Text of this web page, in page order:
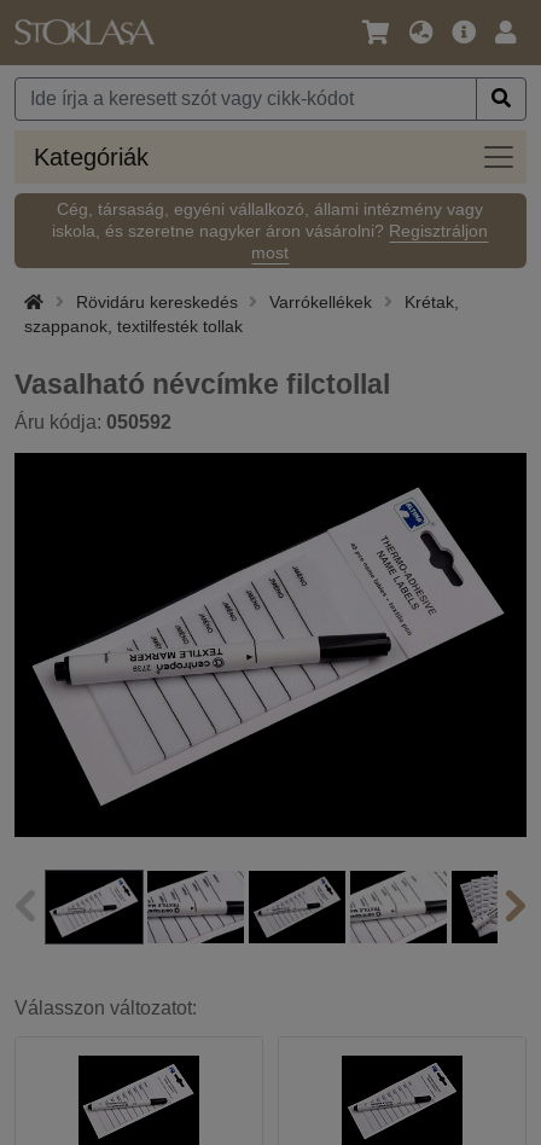
Nyelv
Pénznem
Fő
Kategóriák
Cég, társaság, egyéni vállalkozó, állami intézmény vagy
iskola, és szeretne nagyker áron vásárolni? Regisztráljon
most
Rövidáru kereskedés Varrókellékek
Krétak,
szappanok, textilfesték tollak
Vasalható névcímke filctollal
Áru kódja: 050592
Válasszon változatot: